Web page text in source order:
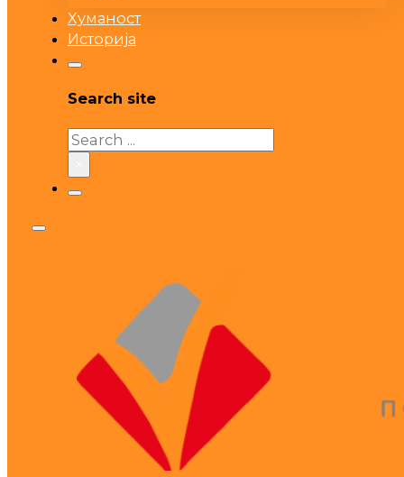
Хуманост
Историја
Search site
Search